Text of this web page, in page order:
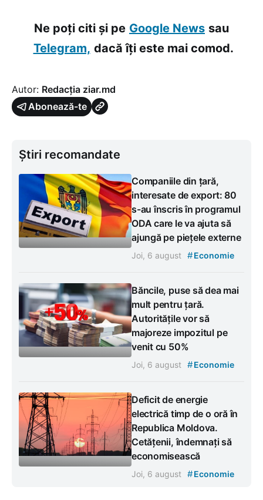
Ne poți citi și pe Google News sau
Telegram, dacă îți este mai comod.
Autor: Redacția ziar.md
Abonează-te
Știri recomandate
Companiile din țară,
interesate de export: 80
s-au înscris în programul
ODA care le va ajuta să
ajungă pe piețele externe
Joi, 6 august #Economie
Băncile, puse să dea mai
mult pentru țară.
Autoritățile vor să
majoreze impozitul pe
venit cu 50%
Joi, 6 august #Economie
Deficit de energie
electrică timp de o oră în
Republica Moldova.
Cetățenii, îndemnați să
economisească
Joi, 6 august #Economie